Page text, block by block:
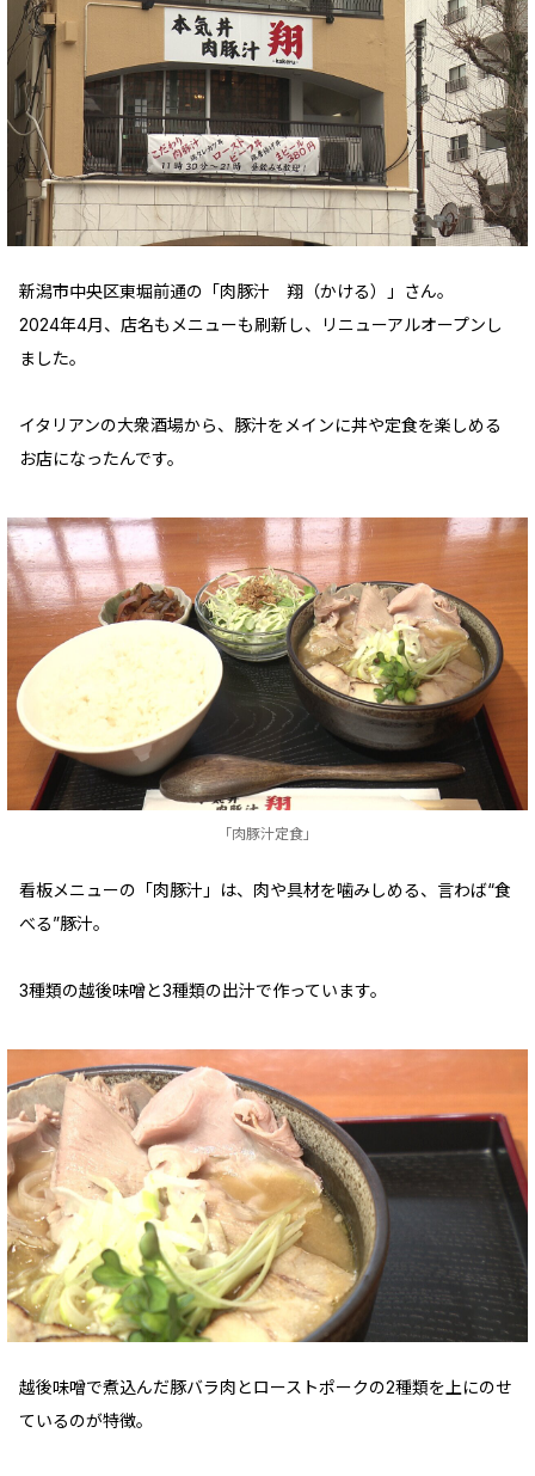
新潟市中央区東堀前通の「肉豚汁 翔（かける）」さん。
2024年4月、店名もメニューも刷新し、リニューアルオープンし
ました。
イタリアンの大衆酒場から、豚汁をメインに丼や定食を楽しめる
お店になったんです。
「肉豚汁定食」
看板メニューの「肉豚汁」は、肉や具材を噛みしめる、言わば“食
べる”豚汁。
3種類の越後味噌と3種類の出汁で作っています。
越後味噌で煮込んだ豚バラ肉とローストポークの2種類を上にのせ
ているのが特徴。